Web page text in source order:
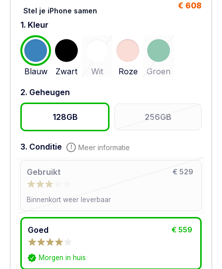
Stel je iPhone samen
€ 608
1. Kleur
Blauw Zwart Wit Roze Groen
2. Geheugen
128GB 256GB
3. Conditie Meer informatie
Gebruikt € 529
Binnenkort weer leverbaar
Goed € 559
Morgen in huis